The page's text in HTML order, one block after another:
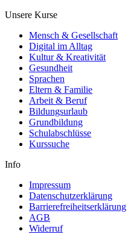
Unsere Kurse
Mensch & Gesellschaft
Digital im Alltag
Kultur & Kreativität
Gesundheit
Sprachen
Eltern & Familie
Arbeit & Beruf
Bildungsurlaub
Grundbildung
Schulabschlüsse
Kurssuche
Info
Impressum
Datenschutzerklärung
Barrierefreiheitserklärung
AGB
Widerruf